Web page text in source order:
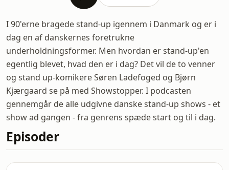
I 90'erne bragede stand-up igennem i Danmark og er i
dag en af danskernes foretrukne
underholdningsformer. Men hvordan er stand-up'en
egentlig blevet, hvad den er i dag? Det vil de to venner
og stand up-komikere Søren Ladefoged og Bjørn
Kjærgaard se på med Showstopper. I podcasten
gennemgår de alle udgivne danske stand-up shows - et
show ad gangen - fra genrens spæde start og til i dag.
Episoder